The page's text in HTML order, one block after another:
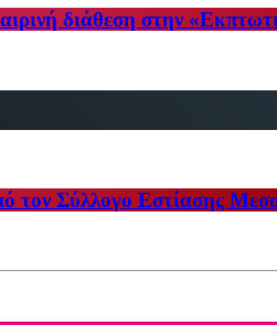
διάθεση στην
τον Σύλλογο Εστίασης